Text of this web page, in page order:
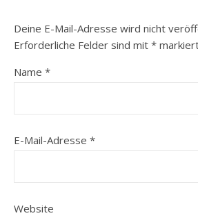
Deine E-Mail-Adresse wird nicht
Erforderliche Felder sind mit *
Name *
E-Mail-Adresse *
Website